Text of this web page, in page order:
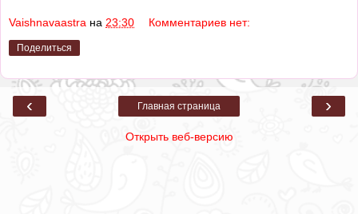
Vaishnavaastra на 23:30 Комментариев нет:
Поделиться
‹ ›
Главная страница
Открыть веб-версию